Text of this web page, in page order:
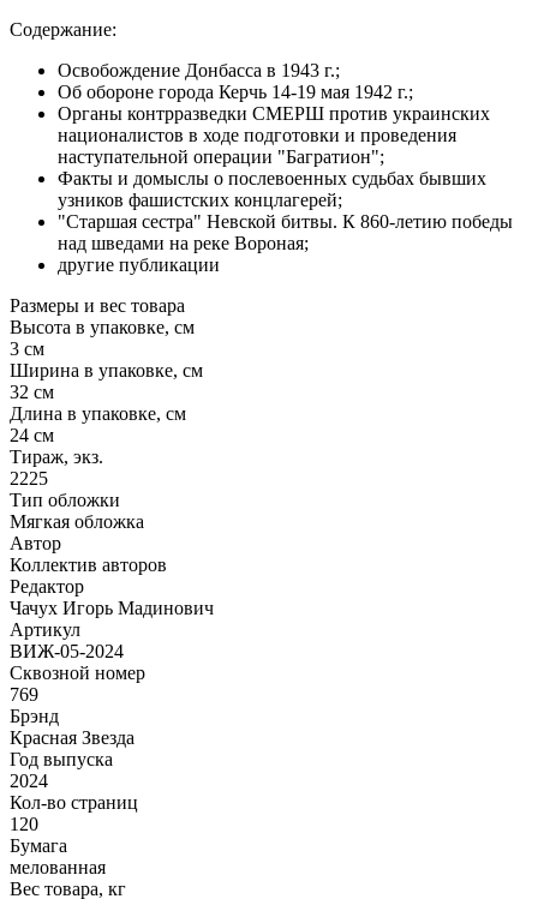
Содержание:
Освобождение Донбасса в 1943 г.;
Об обороне города Керчь 14-19 мая 1942 г.;
Органы контрразведки СМЕРШ против украинских
националистов в ходе подготовки и проведения
наступательной операции "Багратион";
Факты и домыслы о послевоенных судьбах бывших
узников фашистских концлагерей;
"Старшая сестра" Невской битвы. К 860-летию победы
над шведами на реке Вороная;
другие публикации
Размеры и вес товара
Высота в упаковке, см
3 см
Ширина в упаковке, см
32 см
Длина в упаковке, см
24 см
Тираж, экз.
2225
Тип обложки
Мягкая обложка
Автор
Коллектив авторов
Редактор
Чачух Игорь Мадинович
Артикул
ВИЖ-05-2024
Сквозной номер
769
Брэнд
Красная Звезда
Год выпуска
2024
Кол-во страниц
120
Бумага
мелованная
Вес товара, кг